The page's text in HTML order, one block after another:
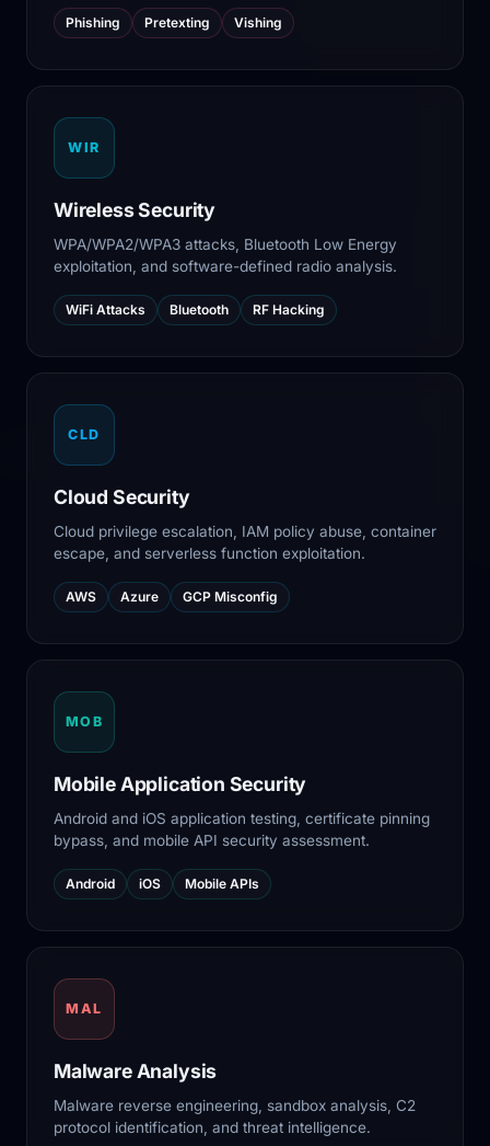
Phishing Pretexting Vishing
WIR
Wireless Security
WPA/WPA2/WPA3 attacks, Bluetooth Low Energy
exploitation, and software-defined radio analysis.
WiFi Attacks Bluetooth RF Hacking
CLD
Cloud Security
Cloud privilege escalation, IAM policy abuse, container
escape, and serverless function exploitation.
AWS Azure GCP Misconfig
MOB
Mobile Application Security
Android and iOS application testing, certificate pinning
bypass, and mobile API security assessment.
Android iOS Mobile APIs
MAL
Malware Analysis
Malware reverse engineering, sandbox analysis, C2
protocol identification, and threat intelligence.